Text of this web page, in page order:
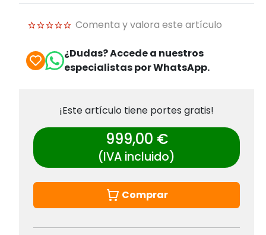
Comenta y valora este artículo
¿Dudas? Accede a nuestros
especialistas por WhatsApp.
¡Este artículo tiene portes gratis!
999,00 €
(IVA incluido)
Comprar